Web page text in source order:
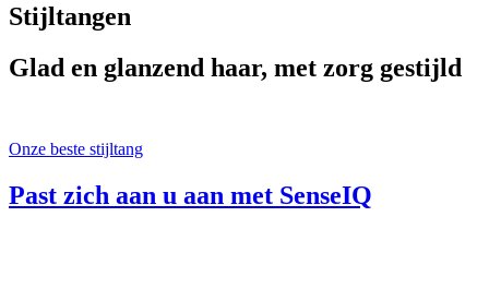
Stijltangen
Glad en glanzend haar, met zorg gestijld
Onze beste stijltang
Past zich aan u aan met SenseIQ